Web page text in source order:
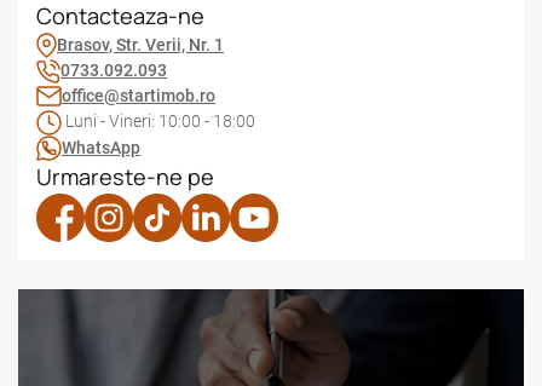
Contacteaza-ne
Brasov, Str. Verii, Nr. 1
0733.092.093
office@startimob.ro
Luni - Vineri: 10:00 - 18:00
WhatsApp
Urmareste-ne pe